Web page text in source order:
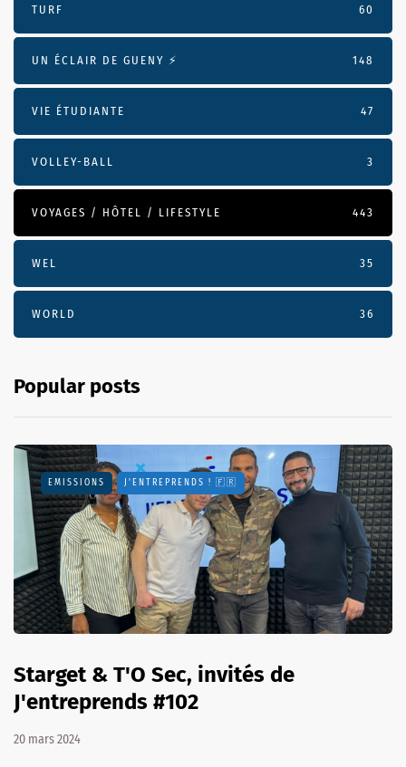
TURF 60
UN ÉCLAIR DE GUENY ⚡️ 148
VIE ÉTUDIANTE 47
VOLLEY-BALL 3
VOYAGES / HÔTEL / LIFESTYLE 443
WEL 35
WORLD 36
Popular posts
EMISSIONS J'ENTREPRENDS ! 🇫🇷
Starget & T'O Sec, invités de
J'entreprends #102
20 mars 2024